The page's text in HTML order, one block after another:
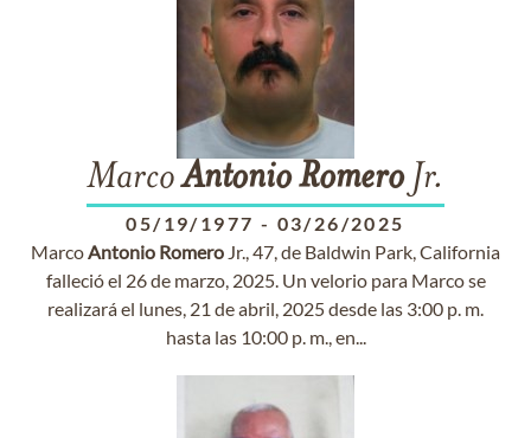
MarcoAntonioRomeroJr.
05/19/1977 - 03/26/2025
MarcoAntonio Romero Jr., 47, de Baldwin Park, California
falleció el 26 de marzo, 2025. Un velorio para Marco se
realizará el lunes, 21 de abril, 2025 desde las 3:00 p. m.
hasta las 10:00 p. m., en...